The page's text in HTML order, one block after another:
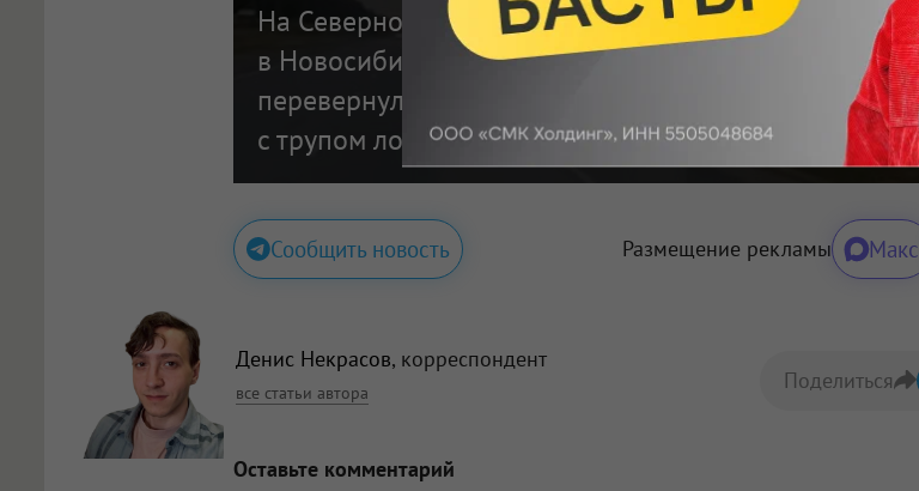
На Северном объезде
в Новосибирске большегруз
перевернулся из-за столкновения
с трупом лося
Сообщить новость Размещение рекламы Макс
Денис Некрасов, корреспондент
все статьи автора Поделиться
Оставьте комментарий